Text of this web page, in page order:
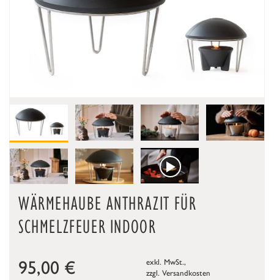
WÄRMEHAUBE ANTHRAZIT FÜR
SCHMELZFEUER INDOOR
95,00 €
exkl. MwSt.,
zzgl. Versandkosten